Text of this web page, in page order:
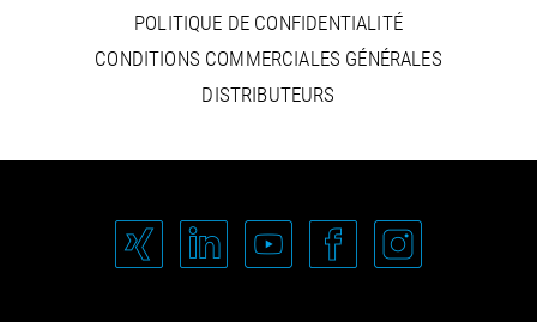
POLITIQUE DE CONFIDENTIALITÉ
CONDITIONS COMMERCIALES GÉNÉRALES
DISTRIBUTEURS